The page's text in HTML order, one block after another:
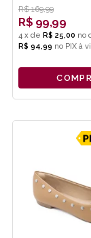
R$ 169,99
R$ 99,99
4 x de R$ 25,00
R$ 94,99 no PIX